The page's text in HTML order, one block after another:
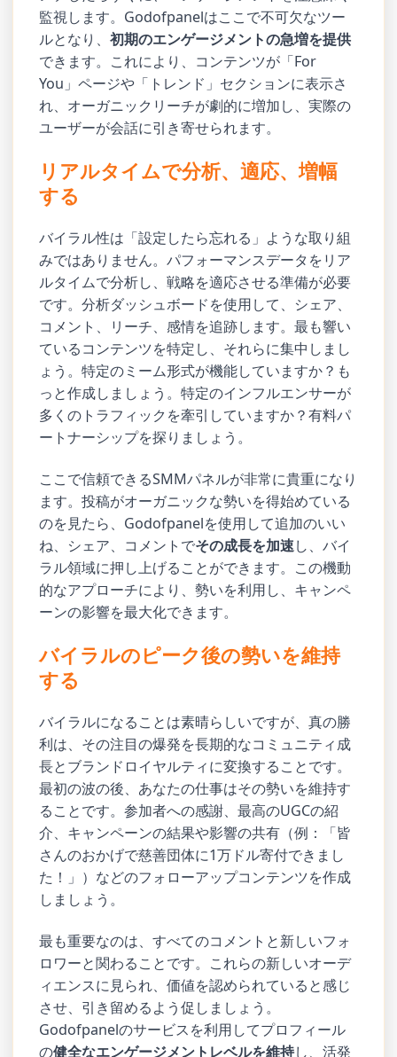
監視します。Godofpanelはここで不可欠なツー
ルとなり、初期のエンゲージメントの急増を提供
できます。これにより、コンテンツが「For
You」ページや「トレンド」セクションに表示さ
れ、オーガニックリーチが劇的に増加し、実際の
ユーザーが会話に引き寄せられます。
リアルタイムで分析、適応、増幅
する
バイラル性は「設定したら忘れる」ような取り組
みではありません。パフォーマンスデータをリア
ルタイムで分析し、戦略を適応させる準備が必要
です。分析ダッシュボードを使用して、シェア、
コメント、リーチ、感情を追跡します。最も響い
ているコンテンツを特定し、それらに集中しまし
ょう。特定のミーム形式が機能していますか？も
っと作成しましょう。特定のインフルエンサーが
多くのトラフィックを牽引していますか？有料パ
ートナーシップを探りましょう。
ここで信頼できるSMMパネルが非常に貴重になり
ます。投稿がオーガニックな勢いを得始めている
のを見たら、Godofpanelを使用して追加のいい
ね、シェア、コメントでその成長を加速し、バイ
ラル領域に押し上げることができます。この機動
的なアプローチにより、勢いを利用し、キャンペ
ーンの影響を最大化できます。
バイラルのピーク後の勢いを維持
する
バイラルになることは素晴らしいですが、真の勝
利は、その注目の爆発を長期的なコミュニティ成
長とブランドロイヤルティに変換することです。
最初の波の後、あなたの仕事はその勢いを維持す
ることです。参加者への感謝、最高のUGCの紹
介、キャンペーンの結果や影響の共有（例：「皆
さんのおかげで慈善団体に1万ドル寄付できまし
た！」）などのフォローアップコンテンツを作成
しましょう。
最も重要なのは、すべてのコメントと新しいフォ
ロワーと関わることです。これらの新しいオーデ
ィエンスに見られ、価値を認められていると感じ
させ、引き留めるよう促しましょう。
Godofpanelのサービスを利用してプロフィール
の健全なエンゲージメントレベルを維持し、活発